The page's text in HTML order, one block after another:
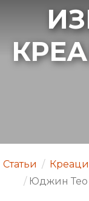
Статьи /
/ Юджин Тео